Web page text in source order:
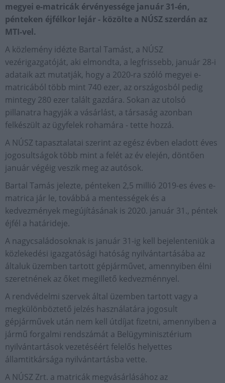
megyei e-matricák érvényessége január 31-én,
pénteken éjfélkor lejár - közölte a NÚSZ szerdán az
MTI-vel.
A közlemény idézte Bartal Tamást, a NÚSZ
vezérigazgatóját, aki elmondta, a legfrissebb, január 28-i
adataik azt mutatják, hogy a 2020-ra szóló megyei e-
matricából több mint 740 ezer, az országosból pedig
mintegy 280 ezer talált gazdára. Sokan az utolsó
pillanatra hagyják a vásárlást, a társaság azonban
felkészült az ügyfelek rohamára - tette hozzá.
A NÚSZ tapasztalatai szerint az egész évben eladott éves
jogosultságok több mint a felét az év elején, döntően
január végéig veszik meg az autósok.
Bartal Tamás jelezte, pénteken 2,5 millió 2019-es éves e-
matrica jár le, továbbá a mentességek és a
kedvezmények megújításának is 2020. január 31., péntek
éjfél a határideje.
A nagycsaládosoknak is január 31-ig kell bejelenteniük a
közlekedési igazgatósági hatóság nyilvántartásába az
általuk üzemben tartott gépjárművet, amennyiben élni
szeretnének az őket megillető kedvezménnyel.
A rendvédelmi szervek által üzemben tartott vagy a
megkülönböztető jelzés használatára jogosult
gépjárművek után nem kell útdíjat fizetni, amennyiben a
jármű forgalmi rendszámát a Belügyminisztérium
nyilvántartások vezetéséért felelős helyettes
államtitkársága nyilvántartásba vette.
A NÚSZ Zrt. a matricák megvásárlásához az